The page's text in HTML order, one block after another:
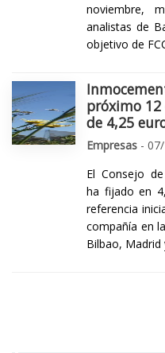
noviembre,
analistas de
objetivo de
próximo
de 4,25
Empresas -
El Consejo
ha fijado en
referencia
compañía en
Bilbao, Madrid